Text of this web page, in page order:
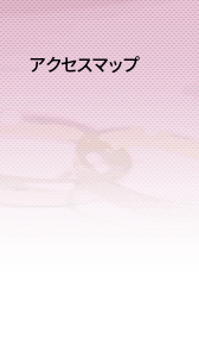
アクセスマップ